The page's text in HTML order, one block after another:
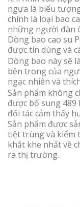
ngựa là biểu
chính là loại bao
những người đàn
Dòng bao cao su
được tin dùng và
Dòng bao này sẽ
bên trong của
ngạc nhiên và
Sản phẩm không
được bổ sung
đối tác cảm thấy
Sản phẩm được
tiệt trùng và kiểm
khắt khe nhất về
ra thị trường.